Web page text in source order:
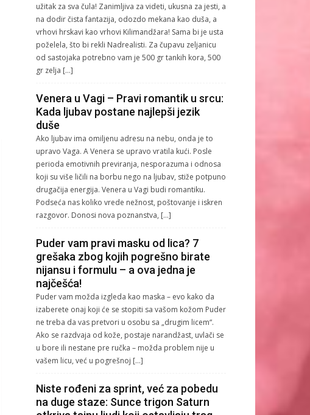
užitak za sva čula! Zanimljiva za videti, ukusna za jesti, a
na dodir čista fantazija, odozdo mekana kao duša, a
vrhovi hrskavi kao vrhovi Kilimandžara! Sama bi je usta
poželela, što bi rekli Nadrealisti. Za čupavu zeljanicu
od sastojaka potrebno vam je 500 gr tankih kora, 500
gr zelja […]
Venera u Vagi – Pravi romantik u srcu:
Kada ljubav postane najlepši jezik
duše
Ako ljubav ima omiljenu adresu na nebu, onda je to
upravo Vaga. A Venera se upravo vratila kući. Posle
perioda emotivnih previranja, nesporazuma i odnosa
koji su više ličili na borbu nego na ljubav, stiže potpuno
drugačija energija. Venera u Vagi budi romantiku.
Podseća nas koliko vrede nežnost, poštovanje i iskren
razgovor. Donosi nova poznanstva, […]
Puder vam pravi masku od lica? 7
grešaka zbog kojih pogrešno birate
nijansu i formulu – a ova jedna je
najčešća!
Puder vam možda izgleda kao maska – evo kako da
izaberete onaj koji će se stopiti sa vašom kožom Puder
ne treba da vas pretvori u osobu sa „drugim licem“.
Ako se razdvaja od kože, postaje narandžast, uvlači se
u bore ili nestane pre ručka – možda problem nije u
vašem licu, već u pogrešnoj […]
Niste rođeni za sprint, već za pobedu
na duge staze: Sunce trigon Saturn